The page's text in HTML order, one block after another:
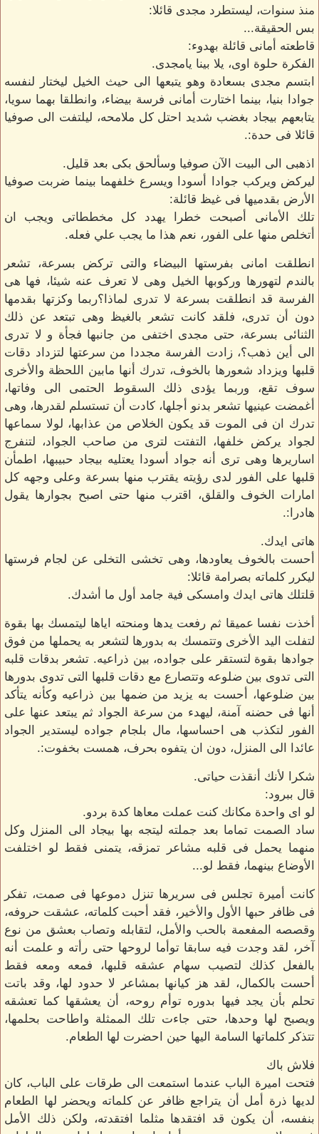
منذ سنوات، ليستطرد مجدى قائلا:
بس الحقيقة...
قاطعته أمانى قائلة بهدوء:
الفكرة حلوة اوى، يلا بينا يامجدى.
ابتسم مجدى بسعادة وهو يتبعها الى حيث الخيل ليختار لنفسه
جوادا بنيا، بينما اختارت أمانى فرسة بيضاء، وانطلقا بهما سويا،
يتابعهم بيجاد بغضب شديد احتل كل ملامحه، ليلتفت الى صوفيا
قائلا فى حدة:.
اذهبى الى البيت الآن صوفيا وسألحق بكى بعد قليل.
ليركض ويركب جوادا أسودا ويسرع خلفهما بينما ضربت صوفيا
الأرض بقدميها فى غيظ قائلة:
تلك الأمانى أصبحت خطرا يهدد كل مخططاتى ويجب ان
أتخلص منها على الفور، نعم هذا ما يجب علي فعله.
انطلقت امانى بفرستها البيضاء والتى تركض بسرعة، تشعر
بالندم لتهورها وركوبها الخيل وهى لا تعرف عنه شيئا، فها هى
الفرسة قد انطلقت بسرعة لا تدرى لماذا؟ربما وكزتها بقدمها
دون أن تدرى، فلقد كانت تشعر بالغيظ وهى تبتعد عن ذلك
الثنائى بسرعة، حتى مجدى اختفى من جانبها فجأة و لا تدرى
الى أين ذهب؟، زادت الفرسة مجددا من سرعتها لتزداد دقات
قلبها ويزداد شعورها بالخوف، تدرك أنها مابين اللحظة والأخرى
سوف تقع، وربما يؤدى ذلك السقوط الحتمى الى وفاتها،
أغمضت عينيها تشعر بدنو أجلها، كادت أن تستسلم لقدرها، وهى
تدرك ان فى الموت قد يكون الخلاص من عذابها، لولا سماعها
لجواد يركض خلفها، التفتت لترى من صاحب الجواد، لتنفرج
اساريرها وهى ترى أنه جواد أسودا يعتليه بيجاد حبيبها، اطمأن
قلبها على الفور لدى رؤيته يقترب منها بسرعة وعلى وجهه كل
امارات الخوف والقلق، اقترب منها حتى اصبح بجوارها يقول
هادرا:.
هاتى ايدك.
أحست بالخوف يعاودها، وهى تخشى التخلى عن لجام فرستها
ليكرر كلماته بصرامة قائلا:
قلتلك هاتى ايدك وامسكى فية جامد أول ما أشدك.
أخذت نفسا عميقا ثم رفعت يدها ومنحته اياها ليتمسك بها بقوة
لتفلت اليد الأخرى وتتمسك به بدورها لتشعر به يحملها من فوق
جوادها بقوة لتستقر على جواده، بين ذراعيه. تشعر بدقات قلبه
التى تدوى بين ضلوعه وتتصارع مع دقات قلبها التى تدوى بدورها
بين ضلوعها، أحست به يزيد من ضمها بين ذراعيه وكأنه يتأكد
أنها فى حضنه آمنة، ليهدء من سرعة الجواد ثم يبتعد عنها على
الفور لتكذب هى احساسها، مال بلجام جواده ليستدير الجواد
عائدا الى المنزل، دون ان يتفوه بحرف، همست بخفوت:.
شكرا لأنك أنقذت حياتى.
قال ببرود:
لو اى واحدة مكانك كنت عملت معاها كدة بردو.
ساد الصمت تماما بعد جملته ليتجه بها بيجاد الى المنزل وكل
منهما يحمل فى قلبه مشاعر تمزقه، يتمنى فقط لو اختلفت
الأوضاع بينهما، فقط لو...
كانت أميرة تجلس فى سريرها تنزل دموعها فى صمت، تفكر
فى ظافر حبها الأول والأخير، فقد أحبت كلماته، عشقت حروفه،
وقصصه المفعمة بالحب والأمل، لتقابله وتصاب بعشق من نوع
آخر، لقد وجدت فيه سابقا توأما لروحها حتى رأته و علمت أنه
بالفعل كذلك لتصيب سهام عشقه قلبها، فمعه ومعه فقط
أحست بالكمال، لقد هز كيانها بمشاعر لا حدود لها، وقد باتت
تحلم بأن يجد فيها بدوره توأم روحه، أن يعشقها كما تعشقه
ويصبح لها وحدها، حتى جاءت تلك الممثلة واطاحت بحلمها،
تتذكر كلماتها السامة اليها حين احضرت لها الطعام.
فلاش باك
فتحت اميرة الباب عندما استمعت الى طرقات على الباب، كان
لديها ذرة أمل أن يتراجع ظافر عن كلماته ويحضر لها الطعام
بنفسه، أن يكون قد افتقدها مثلما افتقدته، ولكن ذلك الأمل